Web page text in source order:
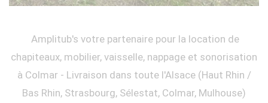
Amplitub's votre partenaire pour la location de
chapiteaux, mobilier, vaisselle, nappage et sonorisation
à Colmar - Livraison dans toute l'Alsace (Haut Rhin /
Bas Rhin, Strasbourg, Sélestat, Colmar, Mulhouse)